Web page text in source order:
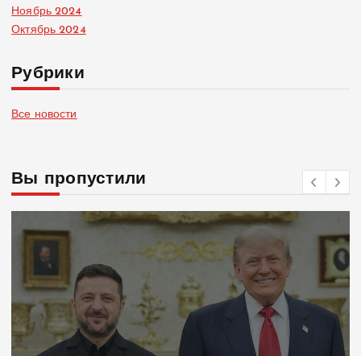
Ноябрь 2024
Октябрь 2024
Рубрики
Все новости
Вы пропустили